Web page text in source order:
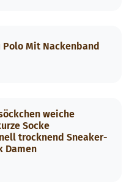
Polo Mit Nackenband
weiche
Socke
trocknend Sneaker-
Damen